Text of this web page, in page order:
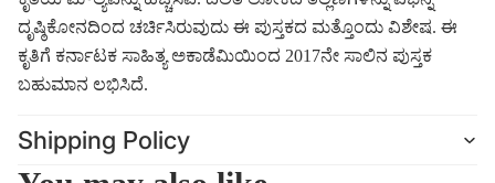
ದೃಷ್ಠಿಕೋನದಿಂದ ಚರ್ಚಿಸಿರುವುದು ಈ ಪುಸ್ತಕದ ಮತ್ತೊಂದು ವಿಶೇಷ. ಈ
ಕೃತಿಗೆ ಕರ್ನಾಟಕ ಸಾಹಿತ್ಯ ಅಕಾಡೆಮಿಯಿಂದ 2017ನೇ ಸಾಲಿನ ಪುಸ್ತಕ
ಬಹುಮಾನ ಲಭಿಸಿದೆ.
Shipping Policy